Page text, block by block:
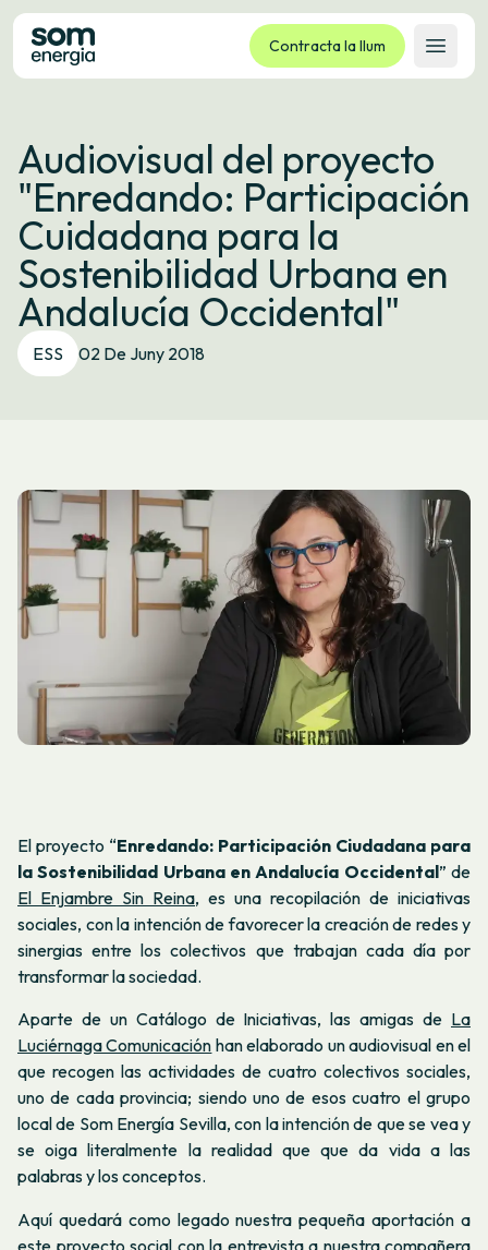
Contracta la llum
Obrir
Tarifes
Serveis
Empreses
La cooperativa
Contacte
Tràmits
Oficina virtual
Audiovisual del proyecto
"Enredando: Participación
Cuidadana para la
Sostenibilidad Urbana en
Andalucía Occidental"
ESS 02 De Juny 2018
El proyecto “Enredando: Participación Ciudadana para
la Sostenibilidad Urbana en Andalucía Occidental” de
El Enjambre Sin Reina, es una recopilación de iniciativas
sociales, con la intención de favorecer la creación de redes y
sinergias entre los colectivos que trabajan cada día por
transformar la sociedad.
Aparte de un Catálogo de Iniciativas, las amigas de La
Luciérnaga Comunicación han elaborado un audiovisual en el
que recogen las actividades de cuatro colectivos sociales,
uno de cada provincia; siendo uno de esos cuatro el grupo
local de Som Energía Sevilla, con la intención de que se vea y
se oiga literalmente la realidad que que da vida a las
palabras y los conceptos.
Aquí quedará como legado nuestra pequeña aportación a
este proyecto social con la entrevista a nuestra compañera